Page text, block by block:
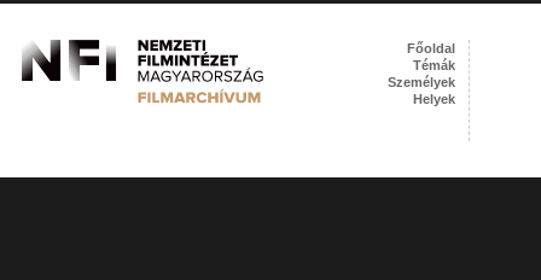
Főoldal
Témák
Személyek
Helyek